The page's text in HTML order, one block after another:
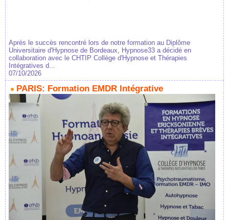
Après le succès rencontré lors de notre formation au Diplôme
Universitaire d'Hypnose de Bordeaux, Hypnose33 a décidé en
collaboration avec le CHTIP Collège d'Hypnose et Thérapies
Intégratives d...
07/10/2026
PARIS: Formation EMDR Intégrative